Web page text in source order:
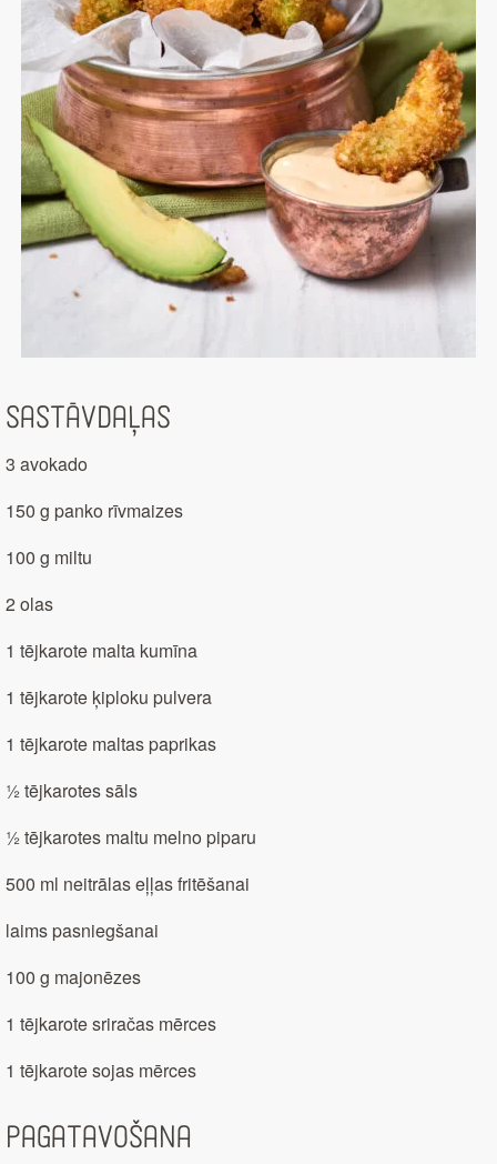
Sastāvdaļas
3 avokado
150 g panko rīvmaizes
100 g miltu
2 olas
1 tējkarote malta kumīna
1 tējkarote ķiploku pulvera
1 tējkarote maltas paprikas
½ tējkarotes sāls
½ tējkarotes maltu melno piparu
500 ml neitrālas eļļas fritēšanai
laims pasniegšanai
100 g majonēzes
1 tējkarote sriračas mērces
1 tējkarote sojas mērces
Pagatavošana